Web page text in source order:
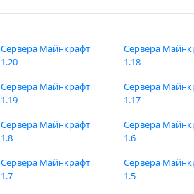
Сервера Майнкрафт
1.20
Сервера Майнкрафт
1.19
Сервера
1.18
Сервера
1.17
Сервера Майнкрафт
1.8
Сервера Майнкрафт
1.7
Сервера
1.6
Сервера
1.5